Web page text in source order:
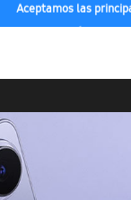
Compra con ENVÍO